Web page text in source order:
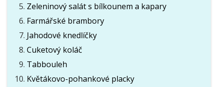
Zeleninový salát s bílkounem a kapary
Farmářské brambory
Jahodové knedlíčky
Cuketový koláč
Tabbouleh
Květákovo-pohankové placky